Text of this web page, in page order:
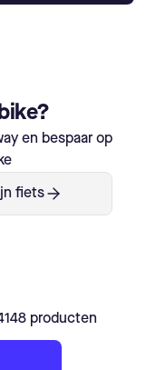
en bespaar op
fiets
producten